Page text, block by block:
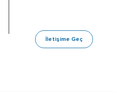
İletişime Geç